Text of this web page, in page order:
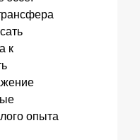
к
опыта